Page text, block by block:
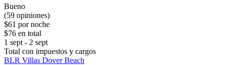
Bueno
(59 opiniones)
$61 por noche
$76 en total
1 sept - 2 sept
Total con impuestos y cargos
BLR Villas Dover Beach